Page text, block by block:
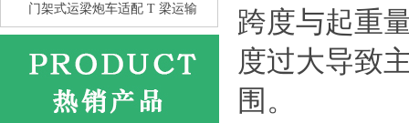
门架式运梁炮车适配 T 梁运输
跨度与起重
度过大导致
围。